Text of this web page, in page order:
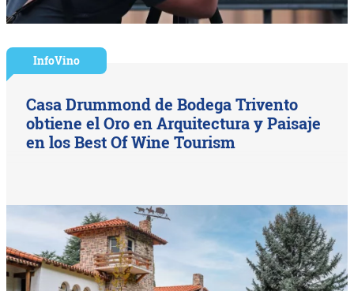
InfoVino
Casa Drummond de Bodega Trivento
obtiene el Oro en Arquitectura y Paisaje
en los Best Of Wine Tourism